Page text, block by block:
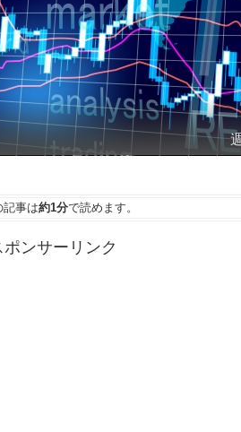
事は約1分で読めます。
ポンサーリンク